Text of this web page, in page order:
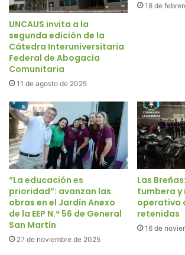
UNCAUS invita a la
segunda edición de la
Cátedra Interuniversitaria
Federal de Abogacía
Comunitaria
11 de agosto de 2025
18 de
“La educación es
prioridad”: avanzan las
obras en el Jardín Anexo
de la EEP N.º 56 de General
San Martín
27 de noviembre de 2025
Las
tumbera y
operativo
retenidas
16 de